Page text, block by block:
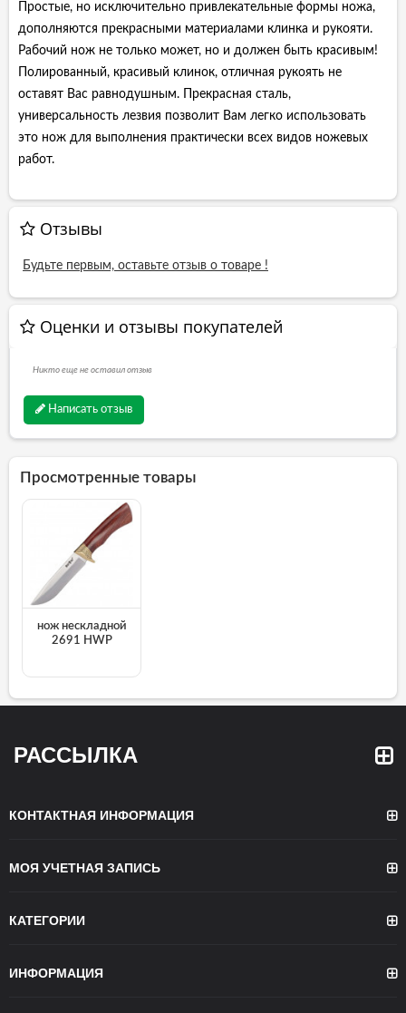
Простые, но исключительно привлекательные формы ножа,
дополняются прекрасными материалами клинка и рукояти.
Рабочий нож не только может, но и должен быть красивым!
Полированный, красивый клинок, отличная рукоять не
оставят Вас равнодушным. Прекрасная сталь,
универсальность лезвия позволит Вам легко использовать
это нож для выполнения практически всех видов ножевых
работ.
Отзывы
Будьте первым, оставьте отзыв о товаре !
Оценки и отзывы покупателей
Никто еще не оставил отзыв
Написать отзыв
Просмотренные товары
нож нескладной
2691 HWP
РАССЫЛКА
КОНТАКТНАЯ ИНФОРМАЦИЯ
МОЯ УЧЕТНАЯ ЗАПИСЬ
КАТЕГОРИИ
ИНФОРМАЦИЯ